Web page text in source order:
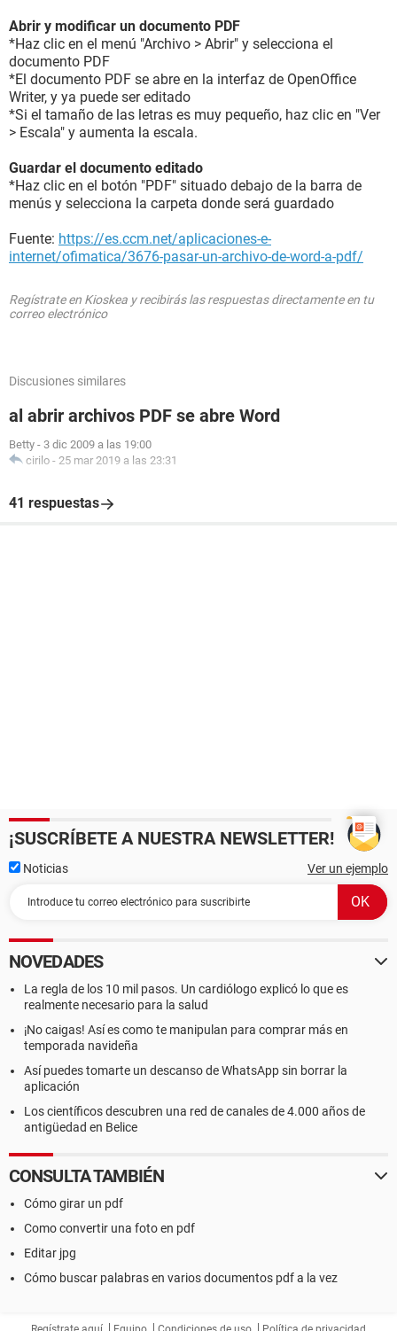
Abrir y modificar un documento PDF
*Haz clic en el menú "Archivo > Abrir" y selecciona el
documento PDF
*El documento PDF se abre en la interfaz de OpenOffice
Writer, y ya puede ser editado
*Si el tamaño de las letras es muy pequeño, haz clic en "Ver
> Escala" y aumenta la escala.
Guardar el documento editado
*Haz clic en el botón "PDF" situado debajo de la barra de
menús y selecciona la carpeta donde será guardado
Fuente: https://es.ccm.net/aplicaciones-e-
internet/ofimatica/3676-pasar-un-archivo-de-word-a-pdf/
Regístrate en Kioskea y recibirás las respuestas directamente en tu
correo electrónico
Discusiones similares
al abrir archivos PDF se abre Word
Betty - 3 dic 2009 a las 19:00
cirilo - 25 mar 2019 a las 23:31
41 respuestas
¡SUSCRÍBETE A NUESTRA NEWSLETTER!
Noticias Ver un ejemplo
NOVEDADES
La regla de los 10 mil pasos. Un cardiólogo explicó lo que es
realmente necesario para la salud
¡No caigas! Así es como te manipulan para comprar más en
temporada navideña
Así puedes tomarte un descanso de WhatsApp sin borrar la
aplicación
Los científicos descubren una red de canales de 4.000 años de
antigüedad en Belice
CONSULTA TAMBIÉN
Cómo girar un pdf
Como convertir una foto en pdf
Editar jpg
Cómo buscar palabras en varios documentos pdf a la vez